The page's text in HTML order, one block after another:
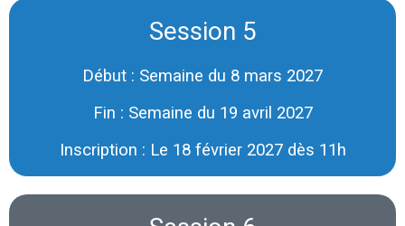
Session 5
Début : Semaine du 8 mars 2027
Fin : Semaine du 19 avril 2027
Inscription : Le 18 février 2027 dès 11h